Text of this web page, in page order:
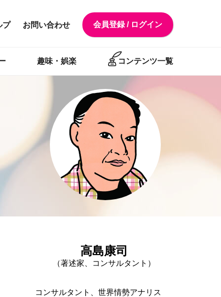
会員登録 / ログイン
お問い合わせ
プ
趣味・娯楽 コンテンツ一覧
高島康司
（著述家、コンサルタント）
コンサルタント、世界情勢アナリス